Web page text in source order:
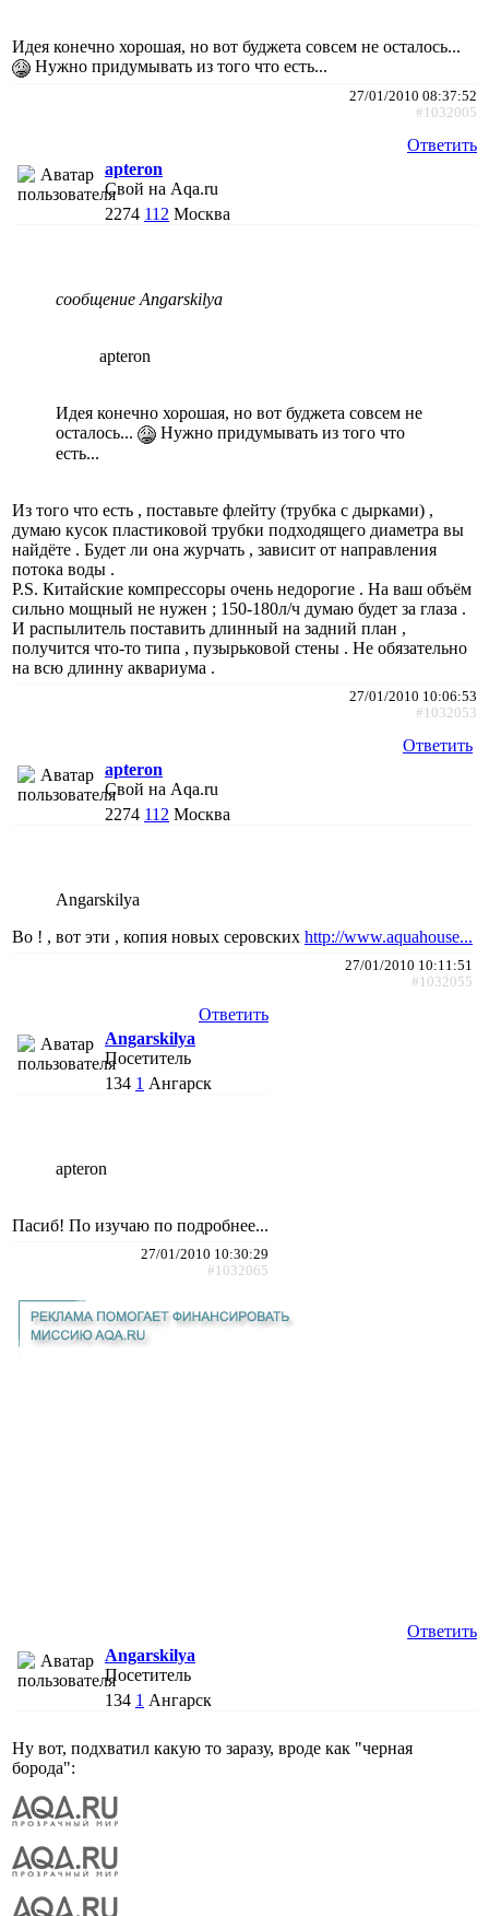
Идея конечно хорошая, но вот буджета совсем не осталось...
Нужно придумывать из того что есть...
27/01/2010 08:37:52
#1032005
Ответить
apteron
Свой на Aqa.ru
2274 112 Москва
сообщение Angarskilya
apteron
Идея конечно хорошая, но вот буджета совсем не
осталось...
Нужно придумывать из того что
есть...
Из того что есть , поставьте флейту (трубка с дырками) ,
думаю кусок пластиковой трубки подходящего диаметра вы
найдёте . Будет ли она журчать , зависит от направления
потока воды .
P.S. Китайские компрессоры очень недорогие . На ваш объём
сильно мощный не нужен ; 150-180л/ч думаю будет за глаза .
И распылитель поставить длинный на задний план ,
получится что-то типа , пузырьковой стены . Не обязательно
на всю длинну аквариума .
27/01/2010 10:06:53
#1032053
Ответить
apteron
Свой на Aqa.ru
2274 112 Москва
Angarskilya
Во ! , вот эти , копия новых серовских http://www.aquahouse...
27/01/2010 10:11:51
#1032055
Ответить
Angarskilya
Посетитель
134 1 Ангарск
apteron
Пасиб! По изучаю по подробнее...
27/01/2010 10:30:29
#1032065
Ответить
Angarskilya
Посетитель
134 1 Ангарск
Ну вот, подхватил какую то заразу, вроде как "черная
борода":